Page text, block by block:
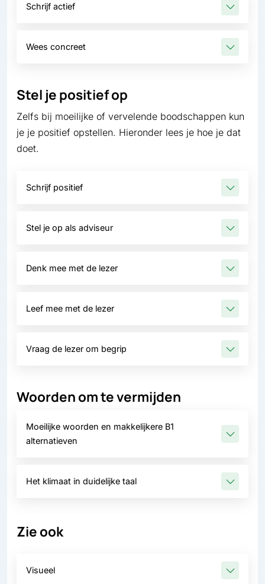
Schrijf actief
Wees concreet
Stel je positief op
Zelfs bij moeilijke of vervelende boodschappen kun
je je positief opstellen. Hieronder lees je hoe je dat
doet.
Schrijf positief
Stel je op als adviseur
Denk mee met de lezer
Leef mee met de lezer
Vraag de lezer om begrip
Woorden om te vermijden
Moeilijke woorden en makkelijkere B1
alternatieven
Het klimaat in duidelijke taal
Zie ook
Visueel